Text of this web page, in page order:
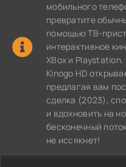
мобильного
превратите
помощью ТВ-
интерактивное
XBox и
Kinogo HD
предлагая вам
сделка (2023),
и вдохновить на
бесконечный
не иссякнет!